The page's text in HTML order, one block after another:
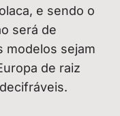
e sendo o
será de
modelos sejam
de raiz